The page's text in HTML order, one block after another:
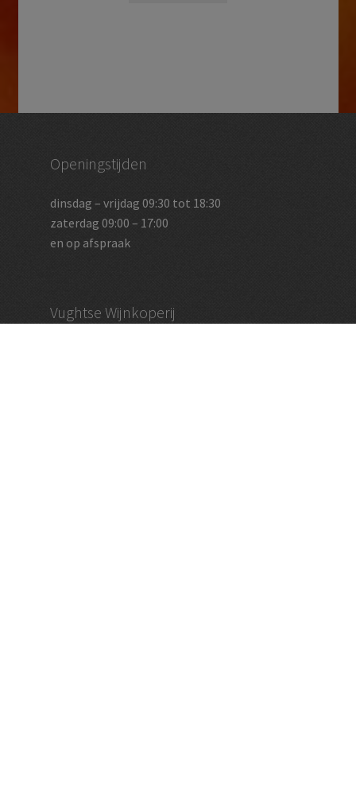
Openingstijden
dinsdag – vrijdag 09:30 tot 18:30
zaterdag 09:00 – 17:00
en op afspraak
Vughtse Wijnkoperij